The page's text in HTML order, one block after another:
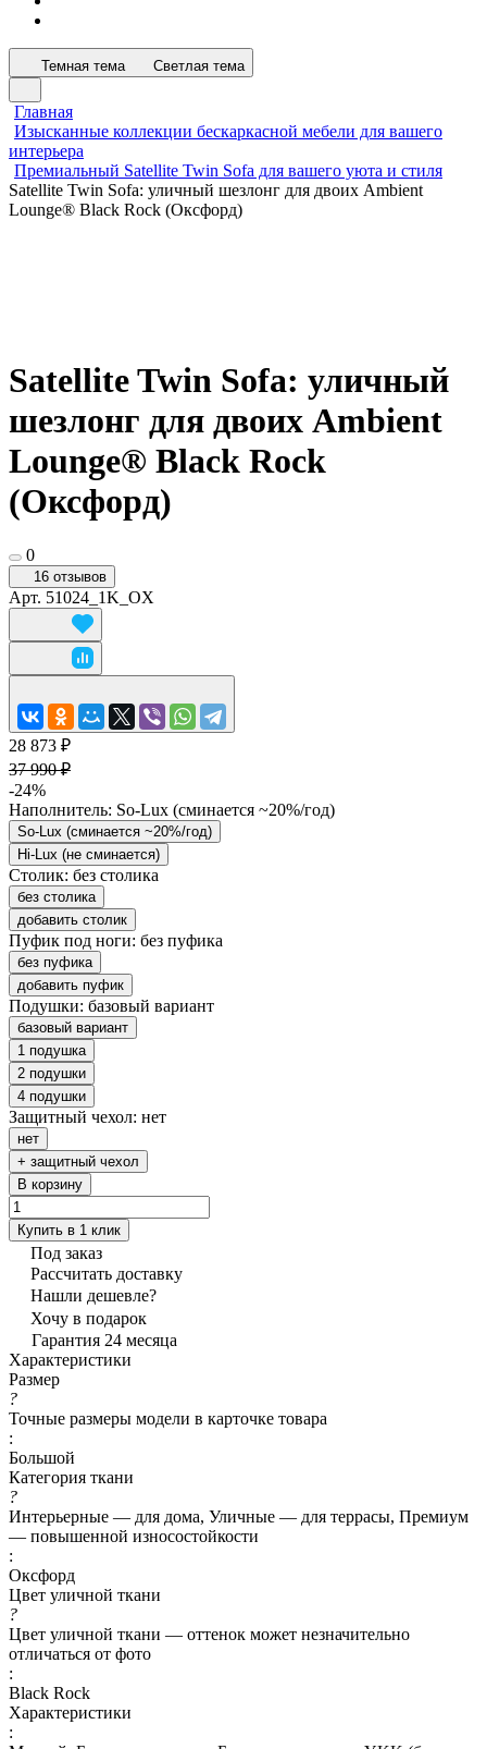
Темная тема Светлая тема
Главная
Изысканные коллекции бескаркасной мебели для вашего
интерьера
Премиальный Satellite Twin Sofa для вашего уюта и стиля
Satellite Twin Sofa: уличный шезлонг для двоих Ambient
Lounge® Black Rock (Оксфорд)
Satellite Twin Sofa: уличный
шезлонг для двоих Ambient
Lounge® Black Rock
(Оксфорд)
0
16 отзывов
Арт. 51024_1K_OX
28 873 ₽
37 990 ₽
-24%
Наполнитель: So-Lux (cминается ~20%/год)
So-Lux (cминается ~20%/год)
Hi-Lux (не сминается)
Столик: без столика
без столика
добавить столик
Пуфик под ноги: без пуфика
без пуфика
добавить пуфик
Подушки: базовый вариант
базовый вариант
1 подушка
2 подушки
4 подушки
Защитный чехол: нет
нет
+ защитный чехол
В корзину
Купить в 1 клик
Под заказ
Рассчитать доставку
Нашли дешевле?
Хочу в подарок
Гарантия 24 месяца
Характеристики
Размер
?
Точные размеры модели в карточке товара
:
Большой
Категория ткани
?
Интерьерные — для дома, Уличные — для террасы, Премиум
— повышенной износостойкости
:
Оксфорд
Цвет уличной ткани
?
Цвет уличной ткани — оттенок может незначительно
отличаться от фото
:
Black Rock
Характеристики
: